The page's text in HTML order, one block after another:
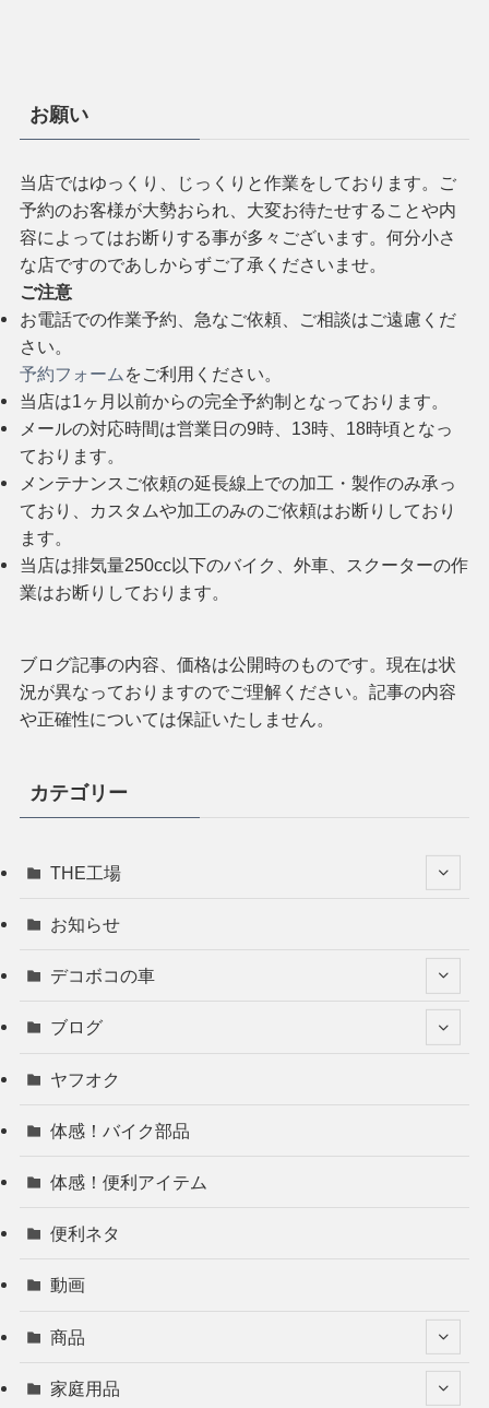
お願い
当店ではゆっくり、じっくりと作業をしております。ご
予約のお客様が大勢おられ、大変お待たせすることや内
容によってはお断りする事が多々ございます。何分小さ
な店ですのであしからずご了承くださいませ。
ご注意
お電話での作業予約、急なご依頼、ご相談はご遠慮くだ
さい。
予約フォーム をご利用ください。
当店は1ヶ月以前からの完全予約制となっております。
メールの対応時間は営業日の9時、13時、18時頃となっ
ております。
メンテナンスご依頼の延長線上での加工・製作のみ承っ
ており、カスタムや加工のみのご依頼はお断りしており
ます。
当店は排気量250cc以下のバイク、外車、スクーターの作
業はお断りしております。
ブログ記事の内容、価格は公開時のものです。現在は状
況が異なっておりますのでご理解ください。記事の内容
や正確性については保証いたしません。
カテゴリー
THE工場
お知らせ
デコボコの車
ブログ
ヤフオク
体感！バイク部品
体感！便利アイテム
便利ネタ
動画
商品
家庭用品